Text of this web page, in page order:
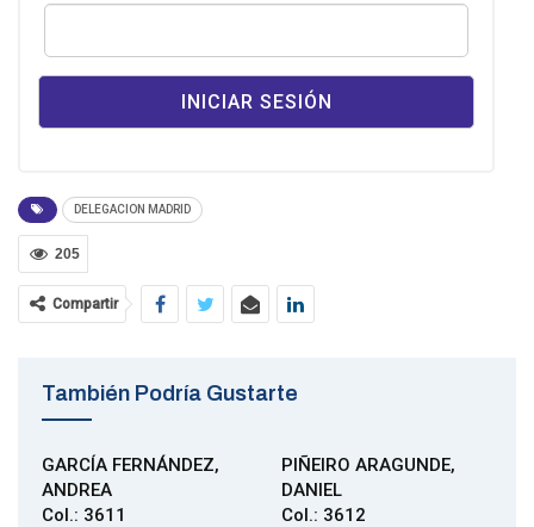
DELEGACION MADRID
205
Compartir
También Podría Gustarte
GARCÍA FERNÁNDEZ,
ANDREA
Col.: 3611
PIÑEIRO ARAGUNDE,
DANIEL
Col.: 3612